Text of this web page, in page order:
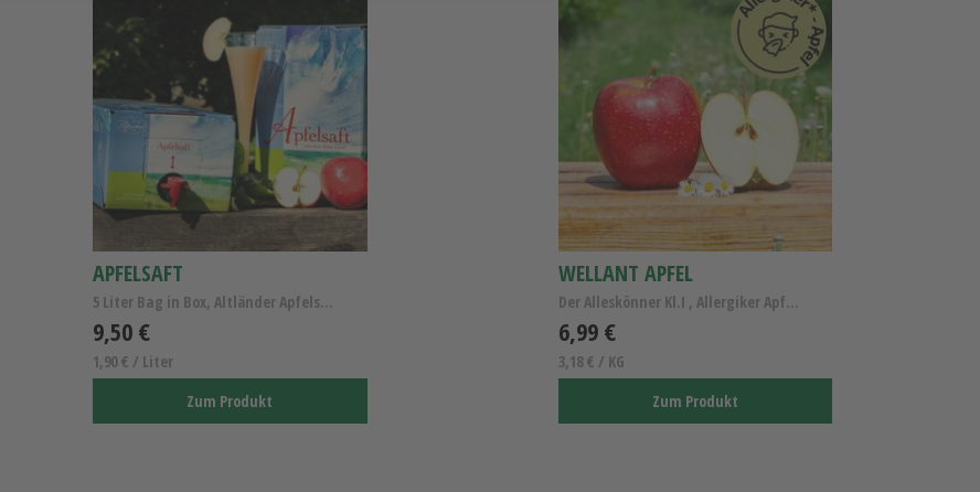
APFELSAFT
5 Liter Bag in Box, Altländer Apfelsaft naturtrüb
9,50 €
1,90 € / Liter
Zum Produkt
WELLANT APFEL
Der Alleskönner Kl.I , Allergiker Apfel Wellant
6,99 €
3,18 € / KG
Zum Produkt